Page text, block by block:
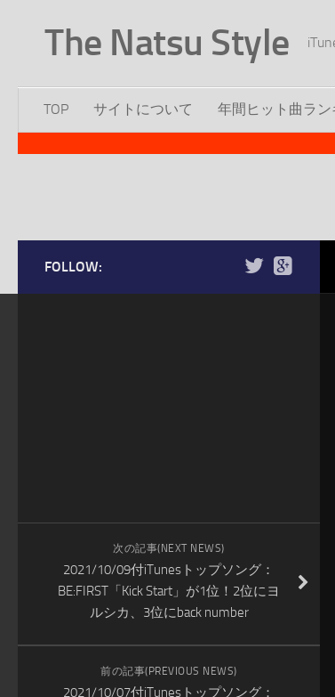
The Natsu Style
TOP サイトについて 年間ヒット曲ラン
FOLLOW:
次の記事(NEXT NEWS)
2021/10/09付iTunesトップソング：
BE:FIRST「Kick Start」が1位！2位にヨ
ルシカ、3位にback number
前の記事(PREVIOUS NEWS)
2021/10/07付iTunesトップソング：